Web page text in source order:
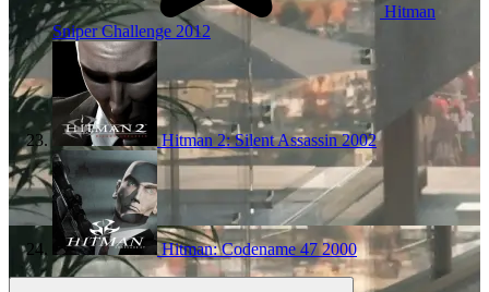
Hitman
Sniper Challenge 2012
Hitman 2: Silent Assassin2002
Hitman: Codename 472000